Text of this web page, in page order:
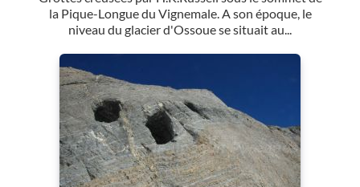
la Pique-Longue du Vignemale. A son époque, le
niveau du glacier d'Ossoue se situait au...